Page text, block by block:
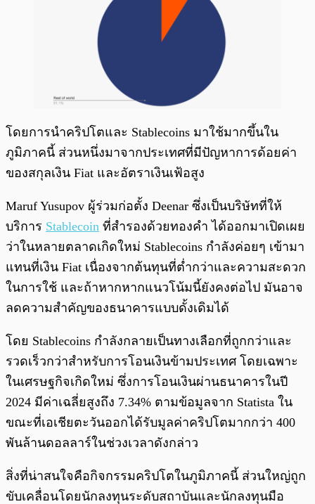
โดยการนำคริปโตและ Stablecoins มาใช้มากขึ้นใน
ภูมิภาคนี้ ส่วนหนึ่งมาจากประเทศที่มีปัญหาการด้อยค่า
ของสกุลเงิน Fiat และอัตราเงินเฟ้อสูง
Maruf Yusupov ผู้ร่วมก่อตั้ง Deenar ซึ่งเป็นบริษัทที่ให้
บริการ Stablecoin ที่สำรองด้วยทองคำ ได้ออกมาเปิดเผย
ว่าในหลายตลาดเกิดใหม่ Stablecoins กำลังค่อยๆ เข้ามา
แทนที่เงิน Fiat เนื่องจากต้นทุนที่ต่ำกว่าและความสะดวก
ในการใช้ และถ้าหากหากแนวโน้มนี้ยังคงต่อไป มันอาจ
ลดความสำคัญของธนาคารแบบดั้งเดิมได้
โดย Stablecoins กำลังกลายเป็นทางเลือกที่ถูกกว่าและ
รวดเร็วกว่าสำหรับการโอนเงินข้ามประเทศ โดยเฉพาะ
ในเศรษฐกิจเกิดใหม่ ซึ่งการโอนเงินผ่านธนาคารในปี
2024 มีค่าเฉลี่ยสูงถึง 7.34% ตามข้อมูลจาก Statista ใน
ขณะที่เอเชียตะวันออกได้รับมูลค่าคริปโตมากกว่า 400
พันล้านดอลลาร์ในช่วงเวลาดังกล่าว
สิ่งที่น่าสนใจคือกิจกรรมคริปโตในภูมิภาคนี้ ส่วนใหญ่ถูก
ขับเคลื่อนโดยนักลงทุนระดับสถาบันและนักลงทุนมือ